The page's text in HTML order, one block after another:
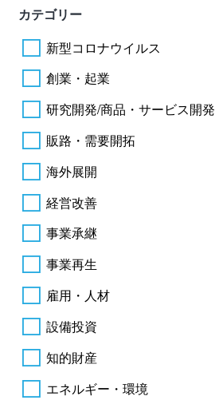
カテゴリー
新型コロナウイルス
創業・起業
研究開発/商品・サービス開発
販路・需要開拓
海外展開
経営改善
事業承継
事業再生
雇用・人材
設備投資
知的財産
エネルギー・環境